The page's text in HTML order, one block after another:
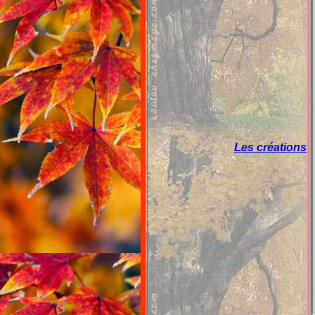
Les créations